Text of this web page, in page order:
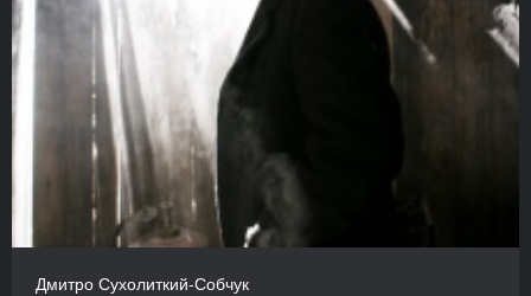
Дмитро Сухолиткий-Собчук